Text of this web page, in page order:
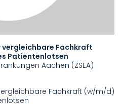
Fachkraft
Patientenlotsen
Aachen (ZSEA)
Fachkraft (w/m/d)